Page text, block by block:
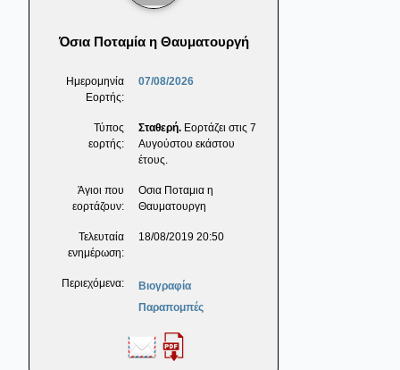
Όσια Ποταμία η Θαυματουργή
Ημερομηνία
Εορτής:
07/08/2026
Τύπος
εορτής:
Σταθερή. Εορτάζει στις 7
Αυγούστου εκάστου
έτους.
Άγιοι που
εορτάζουν:
Οσια Ποταμια η
Θαυματουργη
Τελευταία
ενημέρωση:
18/08/2019 20:50
Περιεχόμενα:
Βιογραφία
Παραπομπές